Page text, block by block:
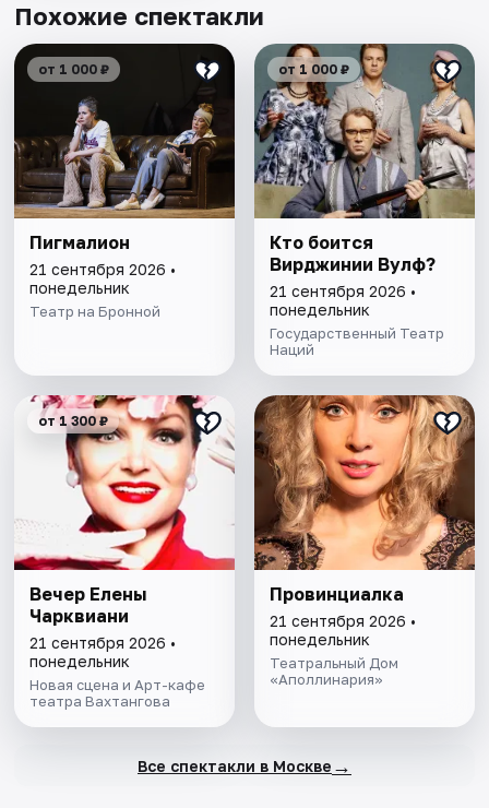
Похожие спектакли
от 1 000 ₽
Пигмалион
21 сентября 2026 •
понедельник
Театр на Бронной
от 1 000 ₽
Кто боится
Вирджинии Вулф?
21 сентября 2026 •
понедельник
Государственный Театр
Наций
от 1 300 ₽
Вечер Елены
Чарквиани
21 сентября 2026 •
понедельник
Новая сцена и Арт-кафе
театра Вахтангова
Провинциалка
21 сентября 2026 •
понедельник
Театральный Дом
«Аполлинария»
Все спектакли в Москве →